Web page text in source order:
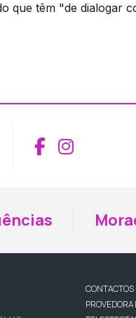
que têm "de dialogar
Aceder
Aceder
CONTACTOS
PROVEDORA